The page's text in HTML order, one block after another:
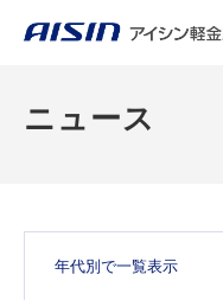
ニュース